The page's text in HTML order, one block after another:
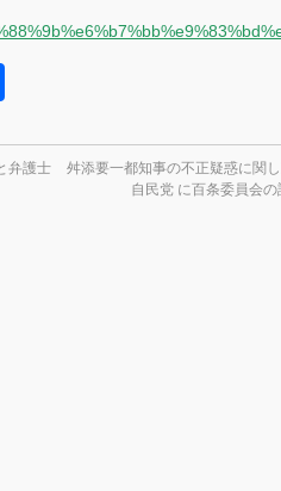
弁護士
舛添要一都知事の不正疑惑に関
自民党 に百条委員会